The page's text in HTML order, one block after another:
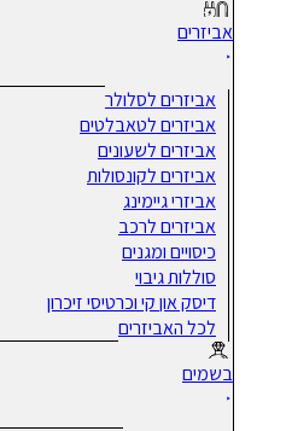
אביזרים
אביזרים לסלולר
אביזרים לטאבלטים
אביזרים לשעונים
אביזרים לקונסולות
אביזרי גיימינג
אביזרים לרכב
כיסויים ומגנים
סוללות גיבוי
דיסק און קי וכרטיסי זיכרון
לכל האביזרים
בשמים